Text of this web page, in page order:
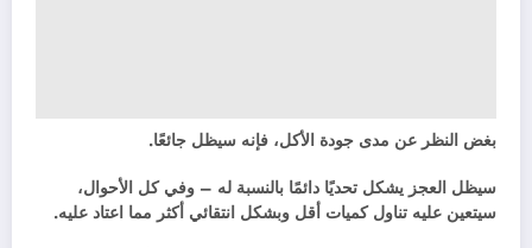
بغض النظر عن مدى جودة الأكل، فإنه سيظل جائعًا.
سيظل العجز يشكل تحديًا دائمًا بالنسبة له – وفي كل الأحوال،
سيتعين عليه تناول كميات أقل وبشكل انتقائي أكثر مما اعتاد عليه.